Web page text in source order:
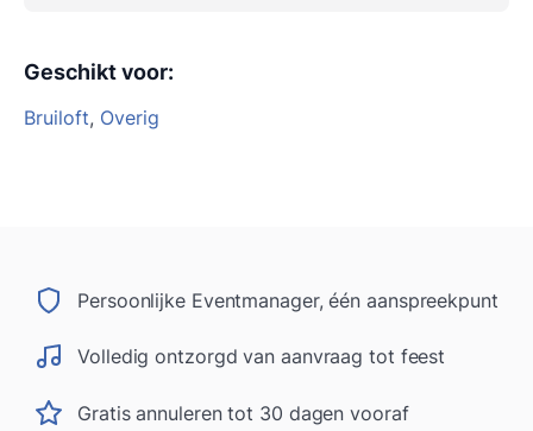
Geschikt voor:
Bruiloft, Overig
Persoonlijke Eventmanager, één aanspreekpunt
Volledig ontzorgd van aanvraag tot feest
Gratis annuleren tot 30 dagen vooraf